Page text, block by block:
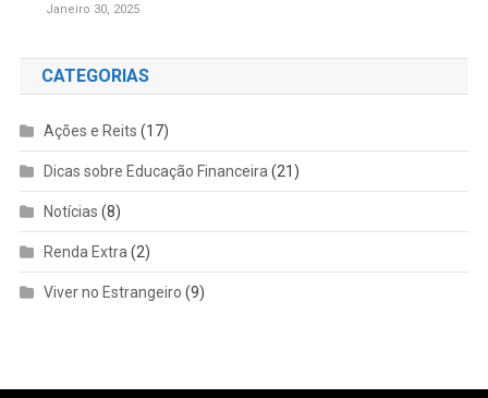
Janeiro 30, 2025
CATEGORIAS
Ações e Reits (17)
Dicas sobre Educação Financeira (21)
Notícias (8)
Renda Extra (2)
Viver no Estrangeiro (9)